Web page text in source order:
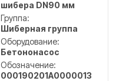
шибера DN90 мм
Группа:
Шиберная группа
Оборудование:
Бетононасос
Обозначение:
000190201A0000013